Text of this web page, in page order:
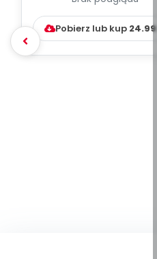
DYDAKTYC...
Pobierz lub kup 24.99